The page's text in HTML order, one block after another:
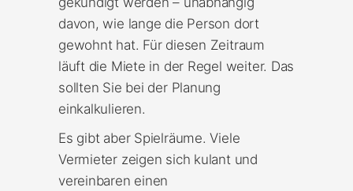
davon, wie lange die Person dort
gewohnt hat. Für diesen Zeitraum
läuft die Miete in der Regel weiter. Das
sollten Sie bei der Planung
einkalkulieren.
Es gibt aber Spielräume. Viele
Vermieter zeigen sich kulant und
vereinbaren einen